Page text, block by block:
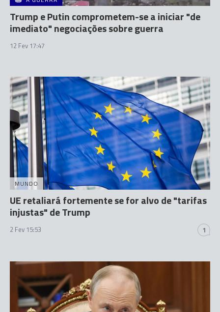
Trump e Putin comprometem-se a iniciar "de
imediato" negociações sobre guerra
12 Fev 17:47
MUNDO
UE retaliará fortemente se for alvo de "tarifas
injustas" de Trump
2 Fev 15:53 1